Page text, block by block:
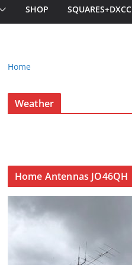
SHOP SQUARES+DXCC
Home
Weather
Home Antennas JO46QH